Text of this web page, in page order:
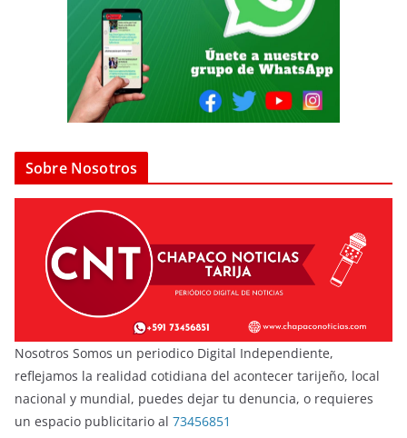
Sobre Nosotros
Nosotros Somos un periodico Digital Independiente,
reflejamos la realidad cotidiana del acontecer tarijeño, local
nacional y mundial, puedes dejar tu denuncia, o requieres
un espacio publicitario al 73456851